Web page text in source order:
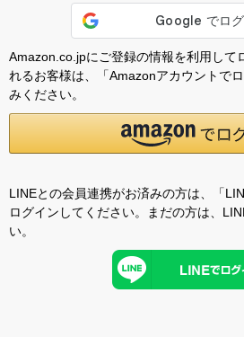
Amazon.co.jpにご登録の情報を利用して
れるお客様は、「Amazonアカウントで
みください。
LINEとの会員連携がお済みの方は、「
ログインしてください。まだの方は、
い。